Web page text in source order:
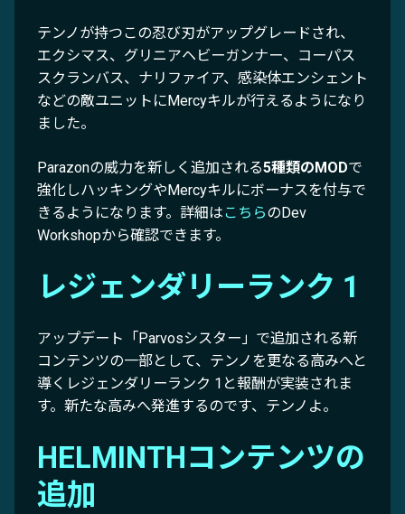
テンノが持つこの忍び刃がアップグレードされ、
エクシマス、グリニアヘビーガンナー、コーパス
スクランバス、ナリファイア、感染体エンシェント
などの敵ユニットにMercyキルが行えるようになり
ました。
Parazonの威力を新しく追加される5種類のMODで
強化しハッキングやMercyキルにボーナスを付与で
きるようになります。詳細は こちらのDev
Workshopから確認できます。
レジェンダリーランク 1
アップデート「Parvosシスター」で追加される新
コンテンツの一部として、テンノを更なる高みへと
導くレジェンダリーランク 1と報酬が実装されま
す。新たな高みへ発進するのです、テンノよ。
HELMINTHコンテンツの
追加